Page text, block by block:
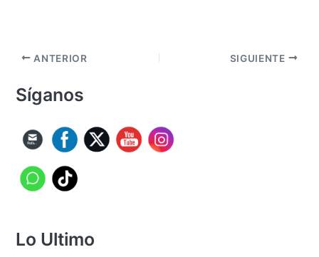
ANTERIOR SIGUIENTE
Síganos
Lo Ultimo